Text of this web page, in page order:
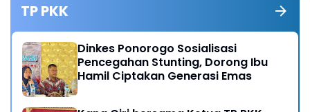
TP PKK
Dinkes Ponorogo Sosialisasi
Pencegahan Stunting, Dorong Ibu
Hamil Ciptakan Generasi Emas